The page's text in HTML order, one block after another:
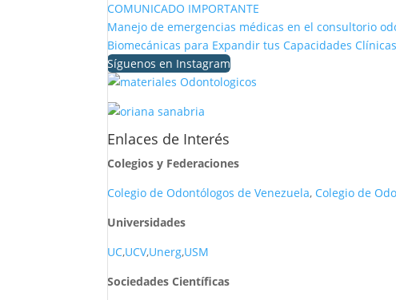
COMUNICADO IMPORTANTE
Manejo de emergencias médicas en el consultorio
Biomecánicas para Expandir tus Capacidades Clínicas
Síguenos en Instagram
Enlaces de Interés
Colegios y Federaciones
Colegio de Odontólogos de Venezuela, Colegio de
Universidades
UC,UCV,Unerg,USM
Sociedades Científicas